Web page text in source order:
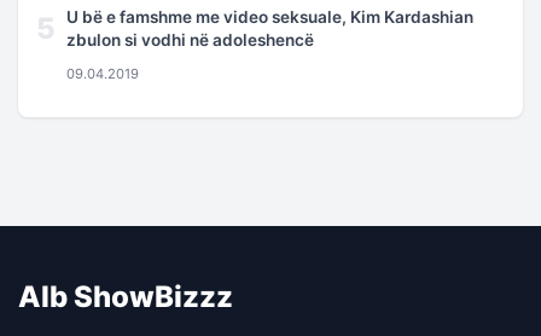
5
U bë e famshme me video seksuale, Kim Kardashian
zbulon si vodhi në adoleshencë
09.04.2019
Alb ShowBizzz